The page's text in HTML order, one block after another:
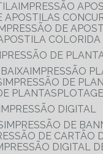
IMPRESSÃO
APOSTILAS
DE
COLORIDA
DE
IMPRESSÃO
IMPRESSÃO DE
PLANTAS
IMPRESSÃO DIGITAL
IMPRESSÃO DE
DE CARTÃO
DIGITAL